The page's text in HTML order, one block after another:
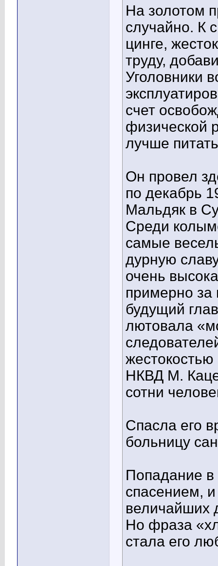
На золотом
случайно. К
цинге,
труду,
Уголовники
счет
физической
лучше
Он провел
по декабрь
Мальдяк в
Среди
самые
дурную
очень
примерно за
будущий
лютовала
жестокостью
НКВД М.
сотни
Спасла его
больницу
Попадание
спасением,
величайших
Но фраза
стала его